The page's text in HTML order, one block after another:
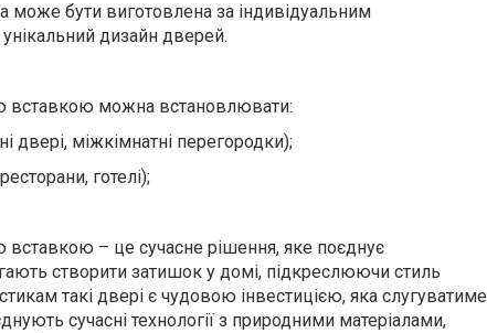
може бути виготовлена за індивідуальним
дизайн дверей.
вставкою можна встановлювати:
двері, міжкімнатні перегородки);
готелі);
вставкою – це сучасне рішення, яке поєднує
створити затишок у домі, підкреслюючи стиль
такі двері є чудовою інвестицією, яка слугуватиме
сучасні технології з природними матеріалами,